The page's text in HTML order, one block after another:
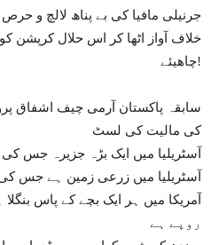
جرنیلی مافیا کی بے پناھ لالچ و
خلاف آواز اٹھا کر اس حلال کرپشن
چاھیئے!
سابقہ پاکستان آرمی چیف اشفاق
کی مالیت کی لسٹ
آسٹریلیا میں ایک بڑہ جزیرہ جس کی مالیت 1600
آسٹریلیا میں زرعی زمین ہے جس کی مالیت 90
روپے ہے